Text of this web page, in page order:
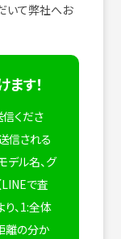
いて弊社へお
す！
くださ
信される
デル名、グ
LINEで査
、1:全体
離の分か